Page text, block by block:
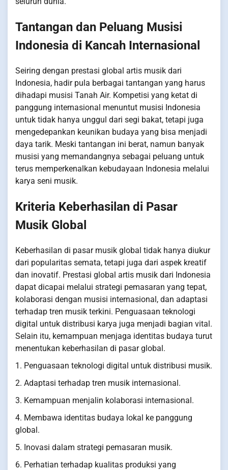
Tantangan dan Peluang Musisi
Indonesia di Kancah Internasional
Seiring dengan prestasi global artis musik dari
Indonesia, hadir pula berbagai tantangan yang harus
dihadapi musisi Tanah Air. Kompetisi yang ketat di
panggung internasional menuntut musisi Indonesia
untuk tidak hanya unggul dari segi bakat, tetapi juga
mengedepankan keunikan budaya yang bisa menjadi
daya tarik. Meski tantangan ini berat, namun banyak
musisi yang memandangnya sebagai peluang untuk
terus memperkenalkan kebudayaan Indonesia melalui
karya seni musik.
Kriteria Keberhasilan di Pasar
Musik Global
Keberhasilan di pasar musik global tidak hanya diukur
dari popularitas semata, tetapi juga dari aspek kreatif
dan inovatif. Prestasi global artis musik dari Indonesia
dapat dicapai melalui strategi pemasaran yang tepat,
kolaborasi dengan musisi internasional, dan adaptasi
terhadap tren musik terkini. Penguasaan teknologi
digital untuk distribusi karya juga menjadi bagian vital.
Selain itu, kemampuan menjaga identitas budaya turut
menentukan keberhasilan di pasar global.
1. Penguasaan teknologi digital untuk distribusi musik.
2. Adaptasi terhadap tren musik internasional.
3. Kemampuan menjalin kolaborasi internasional.
4. Membawa identitas budaya lokal ke panggung
global.
5. Inovasi dalam strategi pemasaran musik.
6. Perhatian terhadap kualitas produksi yang